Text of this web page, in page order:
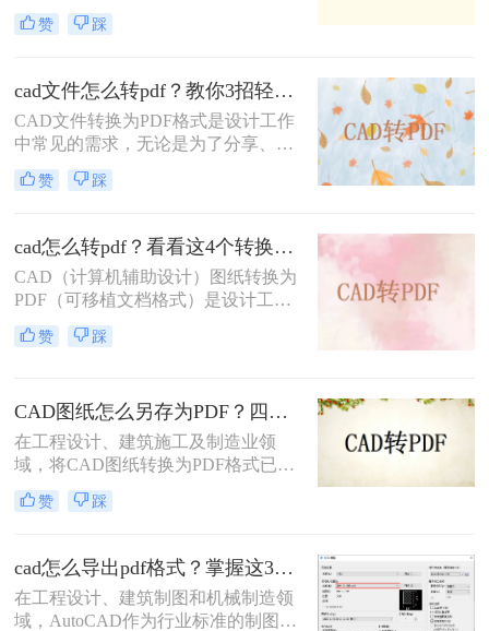
大的便利。然而，有时我们需要将
CAD图纸转换成PDF格式，以便在不
打印。PDF格式因其跨平台性、一致
性和不可编辑性等特点，成为了理想
的转换格式。那么如何把cad图纸转成
pdf格式呢？本文将介绍四种将CAD
图纸转换成PDF格式的实用方法。
赞 踩
cad文件怎么转pdf？教你3招轻松解决！
CAD文件转换为PDF格式是设计工作
中常见的需求，无论是为了分享、存
档还是打印，PDF格式都能提供高质
量的输出。那么CAD文件怎么转PDF
为PDF的方法。
赞 踩
cad怎么转pdf？看看这4个转换方法！
CAD（计算机辅助设计）图纸转换为
PDF（可移植文档格式）是设计工作
中常见的需求。PDF格式不仅具有良
好的兼容性和可读性，还能有效保护
图纸转换为PDF的高效方法。
赞 踩
CAD图纸怎么另存为PDF？四种简单实用的方法推荐
在工程设计、建筑施工及制造业领
域，将CAD图纸转换为PDF格式已成
为日常工作的标准流程。PDF格式凭
借跨平台兼容性强、文件体积适中、
优势，被广泛应用于图纸提交、客户
审阅、档案存档及移动设备查看等场
景。
赞 踩
cad怎么导出pdf格式？掌握这3招就够了！
在工程设计、建筑制图和机械制造领
域，AutoCAD作为行业标准的制图软